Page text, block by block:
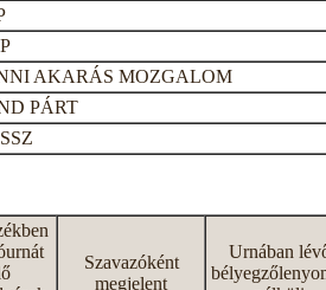
AKARÁS MOZGALOM
PÁRT
Szavazóként
megjelent
Urnában